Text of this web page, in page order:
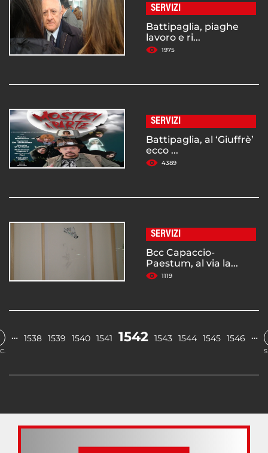
SERVIZI
Battipaglia, piaghe
lavoro e ri...
1975
SERVIZI
Battipaglia, al ‘Giuffrè’
ecco ...
4389
SERVIZI
Bcc Capaccio-
Paestum, al via la...
1119
… 1538 1539 1540 1541 1542 1543 1544 1545 1546 …